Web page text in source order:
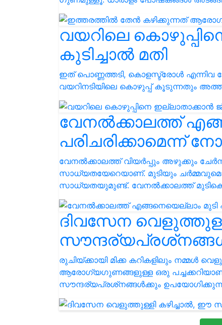
വയറിലെ
കുടിച്ചാൽ മതി
ഇത് പൊണ്ണത്തടി, കൊളസ്ട്രോൾ
വയറിനടിയിലെ കൊഴുപ്പ് കൂടുന്നതും
വേനൽക്കാലത്ത്
പരിചരിക്കാമെന്ന്
വേനൽക്കാലത്ത് വിയർപ്പും അഴുക്കും
സാധ്യതയേറെയാണ്. മുടിയും
സാധ്യതയുമുണ്ട്. വേനൽക്കാലത്ത്
ദിവസേന
രുചിയ്ക്കായി മിക്ക കറികളിലും നമ്മൾ
ആരോഗ്യഗുണങ്ങളുള്ള ഒരു
സൗന്ദര്യപ്രശ്‌നങ്ങൾക്കും